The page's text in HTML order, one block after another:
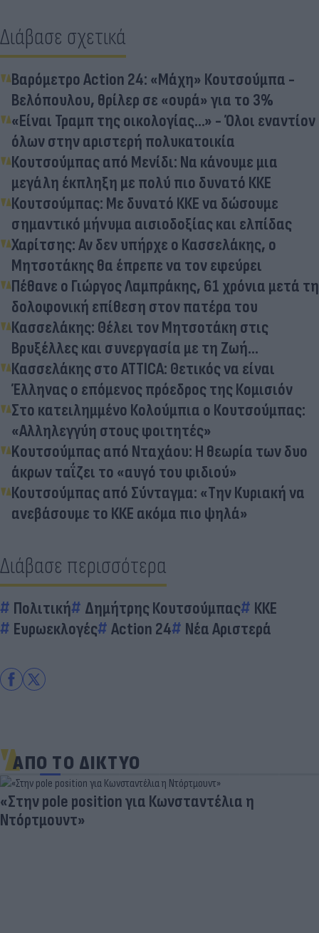
Διάβασε σχετικά
Βαρόμετρο Action 24: «Μάχη» Κουτσούμπα -
Βελόπουλου, θρίλερ σε «ουρά» για το 3%
«Είναι Τραμπ της οικολογίας...» - Όλοι εναντίον
όλων στην αριστερή πολυκατοικία
Κουτσούμπας από Μενίδι: Να κάνουμε μια
μεγάλη έκπληξη με πολύ πιο δυνατό ΚΚΕ
Κουτσούμπας: Με δυνατό ΚΚΕ να δώσουμε
σημαντικό μήνυμα αισιοδοξίας και ελπίδας
Χαρίτσης: Αν δεν υπήρχε ο Κασσελάκης, ο
Μητσοτάκης θα έπρεπε να τον εφεύρει
Πέθανε ο Γιώργος Λαμπράκης, 61 χρόνια μετά τη
δολοφονική επίθεση στον πατέρα του
Κασσελάκης: Θέλει τον Μητσοτάκη στις
Βρυξέλλες και συνεργασία με τη Ζωή...
Κασσελάκης στο ATTICA: Θετικός να είναι
Έλληνας ο επόμενος πρόεδρος της Κομισιόν
Στο κατειλημμένο Κολούμπια ο Κουτσούμπας:
«Αλληλεγγύη στους φοιτητές»
Koυτσούμπας από Νταχάου: Η θεωρία των δυο
άκρων ταΐζει το «αυγό του φιδιού»
Κουτσούμπας από Σύνταγμα: «Την Κυριακή να
ανεβάσουμε το ΚΚΕ ακόμα πιο ψηλά»
Διάβασε περισσότερα
Πολιτική Δημήτρης Κουτσούμπας
ΚΚΕ
Ευρωεκλογές
Action 24 Νέα Αριστερά
ΑΠΟ ΤΟ ΔΙΚΤΥΟ
«Στην pole position για Κωνσταντέλια η
Ντόρτμουντ»